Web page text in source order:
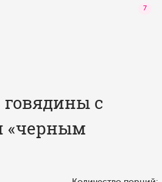
7
с
«черным